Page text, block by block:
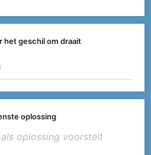
het geschil om draait
oplossing